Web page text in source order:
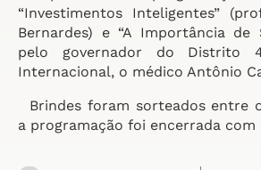
“Investimentos Inteligentes”
Bernardes) e “A Importância de
pelo governador do Distrito
Internacional, o médico Antônio
Brindes foram sorteados entre
a programação foi encerrada